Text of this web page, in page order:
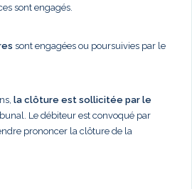
sont engagés.
sont engagées ou poursuivies par le
la clôture est sollicitée par le
Le débiteur est convoqué par
prononcer la clôture de la